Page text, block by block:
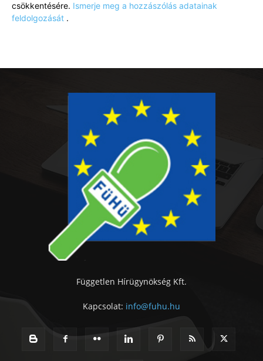
csökkentésére. Ismerje meg a hozzászólás adatainak
feldolgozását .
Független Hírügynökség Kft.
Kapcsolat: info@fuhu.hu